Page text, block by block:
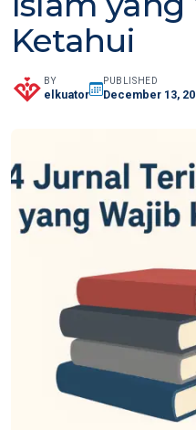
Ketahui
BY
elkuator
PUBLISHED
December 13,